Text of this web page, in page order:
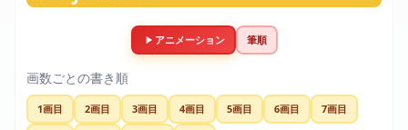
アニメーション 筆順
画数ごとの書き順
1画目 2画目 3画目 4画目 5画目 6画目 7画目